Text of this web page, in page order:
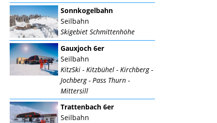
Sonnkogelbahn
Seilbahn
Skigebiet Schmittenhöhe
Gauxjoch 6er
Seilbahn
KitzSki - Kitzbühel - Kirchberg -
Jochberg - Pass Thurn -
Mittersill
Trattenbach 6er
Seilbahn